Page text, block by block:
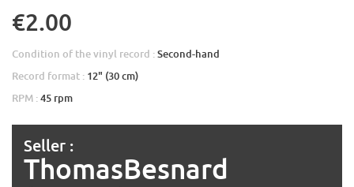
€2.00
Condition of the vinyl record :Second-hand
Record format : 12" (30 cm)
RPM :45 rpm
Seller :
ThomasBesnard